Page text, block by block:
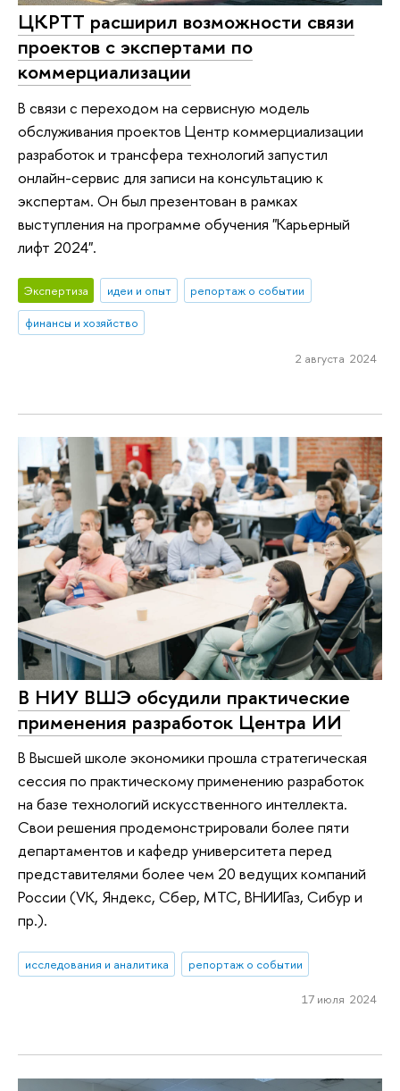
ЦКРТТ расширил возможности связи
проектов с экспертами по
коммерциализации
В связи с переходом на сервисную модель
обслуживания проектов Центр коммерциализации
разработок и трансфера технологий запустил
онлайн-сервис для записи на консультацию к
экспертам. Он был презентован в рамках
выступления на программе обучения "Карьерный
лифт 2024".
Экспертиза идеи и опыт
репортаж о событии
финансы и хозяйство
2 августа 2024
В НИУ ВШЭ обсудили практические
применения разработок Центра ИИ
В Высшей школе экономики прошла стратегическая
сессия по практическому применению разработок
на базе технологий искусственного интеллекта.
Свои решения продемонстрировали более пяти
департаментов и кафедр университета перед
представителями более чем 20 ведущих компаний
России (VK, Яндекс, Сбер, МТС, ВНИИГаз, Сибур и
пр.).
исследования и аналитика репортаж о событии
17 июля 2024